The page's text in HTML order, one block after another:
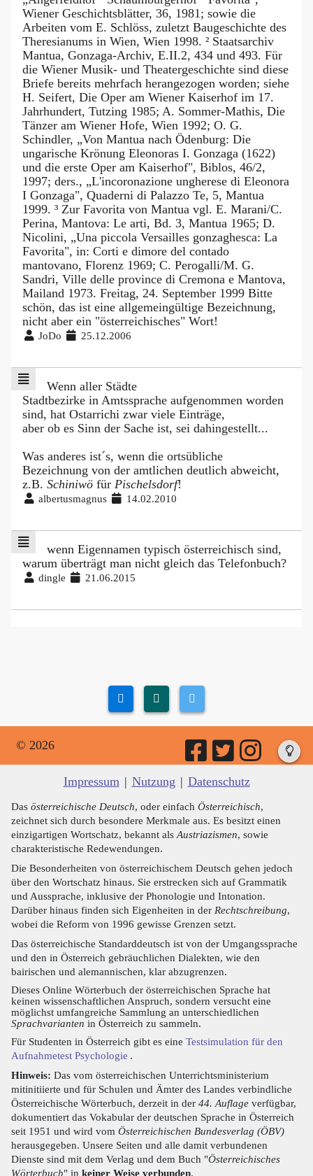
JoDo 25.12.2006
Wenn aller Städte
Stadtbezirke in Amtssprache aufgenommen worden
sind, hat Ostarrichi zwar viele Einträge,
aber ob es Sinn der Sache ist, sei dahingestellt...
Was anderes ist´s, wenn die ortsübliche
Bezeichnung von der amtlichen deutlich abweicht,
z.B. Schiniwö für Pischelsdorf!
albertusmagnus 14.02.2010
wenn Eigennamen typisch österreichisch sind,
warum überträgt man nicht gleich das Telefonbuch?
dingle 21.06.2015
© 2026
Impressum | Nutzung | Datenschutz
Das österreichische Deutsch, oder einfach Österreichisch,
zeichnet sich durch besondere Merkmale aus. Es besitzt einen
einzigartigen Wortschatz, bekannt als Austriazismen, sowie
charakteristische Redewendungen.
Die Besonderheiten von österreichischem Deutsch gehen jedoch
über den Wortschatz hinaus. Sie erstrecken sich auf Grammatik
und Aussprache, inklusive der Phonologie und Intonation.
Darüber hinaus finden sich Eigenheiten in der Rechtschreibung,
wobei die Reform von 1996 gewisse Grenzen setzt.
Das österreichische Standarddeutsch ist von der Umgangssprache
und den in Österreich gebräuchlichen Dialekten, wie den
bairischen und alemannischen, klar abzugrenzen.
Dieses Online Wörterbuch der österreichischen Sprache hat
keinen wissenschaftlichen Anspruch, sondern versucht eine
möglichst umfangreiche Sammlung an unterschiedlichen
Sprachvarianten in Österreich zu sammeln.
Für Studenten in Österreich gibt es eine Testsimulation für den
Aufnahmetest Psychologie .
Hinweis: Das vom österreichischen Unterrichtsministerium
mitinitiierte und für Schulen und Ämter des Landes verbindliche
Österreichische Wörterbuch, derzeit in der 44. Auflage verfügbar,
dokumentiert das Vokabular der deutschen Sprache in Österreich
seit 1951 und wird vom Österreichischen Bundesverlag (ÖBV)
herausgegeben. Unsere Seiten und alle damit verbundenen
Dienste sind mit dem Verlag und dem Buch "Österreichisches
Wörterbuch" in keiner Weise verbunden.